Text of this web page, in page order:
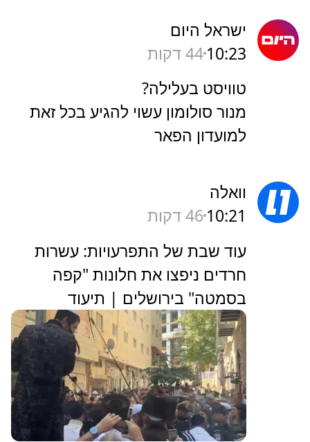
ישראל היום
10:2344 דקות
טוויסט בעלילה?
מנור סולומון עשוי להגיע בכל זאת
למועדון הפאר
וואלה
10:21 46 דקות
עוד שבת של התפרעויות: עשרות
חרדים ניפצו את חלונות "קפה
בסמטה" בירושלים | תיעוד